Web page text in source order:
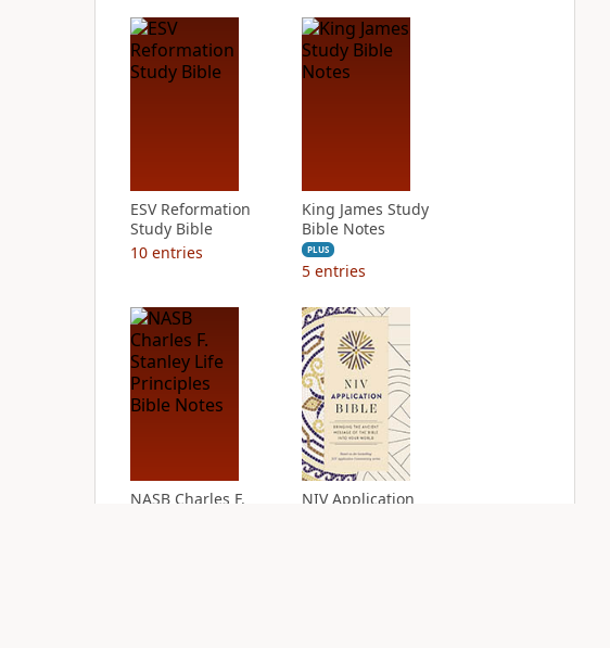
ESV Reformation
Study Bible
10 entries
King James Study
Bible Notes
PLUS
5 entries
NASB Charles F.
NIV Application